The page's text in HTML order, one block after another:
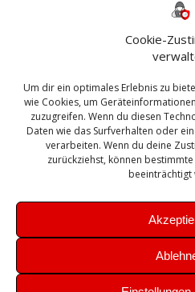
Cookie-
Um dir ein optimales Erlebnis zu
wie Cookies, um
zuzugreifen. Wenn du diesen
Daten wie das Surfverhalten oder
verarbeiten. Wenn du deine
zurückziehst, können
beeinträchtigt
Bautagebuch
Exchange firewall
Sanierung SBS Security
Sicherung SIEM
Update Upgrade UTM
VMWare VPN